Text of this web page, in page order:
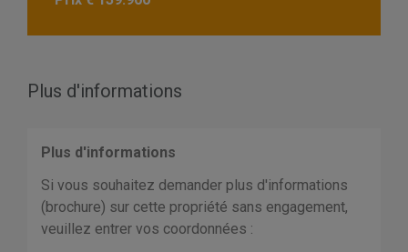
Plus d'informations
Plus d'informations
Si vous souhaitez demander plus d'informations
(brochure) sur cette propriété sans engagement,
veuillez entrer vos coordonnées :